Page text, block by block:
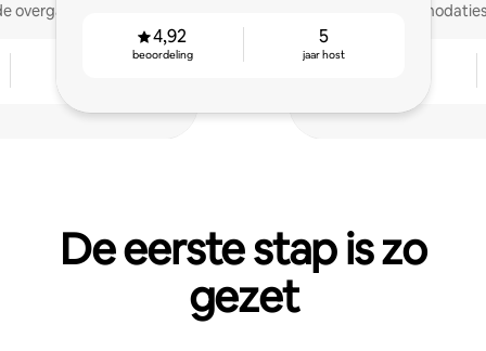
overgang om 5-
4,92
beoordeling
5
jaar host
lokale
De eerste stap is zo
gezet